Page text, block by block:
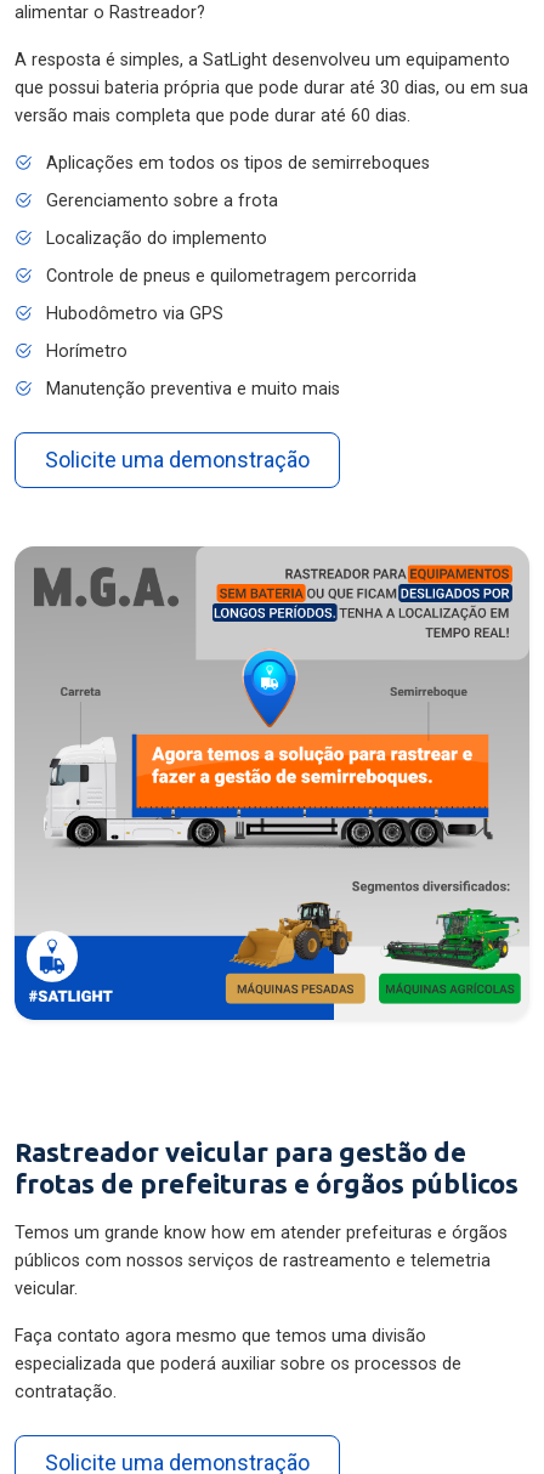
alimentar o Rastreador?
A resposta é simples, a SatLight desenvolveu um equipamento
que possui bateria própria que pode durar até 30 dias, ou em sua
versão mais completa que pode durar até 60 dias.
Aplicações em todos os tipos de semirreboques
Gerenciamento sobre a frota
Localização do implemento
Controle de pneus e quilometragem percorrida
Hubodômetro via GPS
Horímetro
Manutenção preventiva e muito mais
Solicite uma demonstração
Rastreador veicular para gestão de
frotas de prefeituras e órgãos públicos
Temos um grande know how em atender prefeituras e órgãos
públicos com nossos serviços de rastreamento e telemetria
veicular.
Faça contato agora mesmo que temos uma divisão
especializada que poderá auxiliar sobre os processos de
contratação.
Solicite uma demonstração